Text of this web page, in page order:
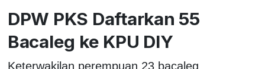
DPW PKS Daftarkan 55
Bacaleg ke KPU DIY
Keterwakilan perempuan 23 bacaleg